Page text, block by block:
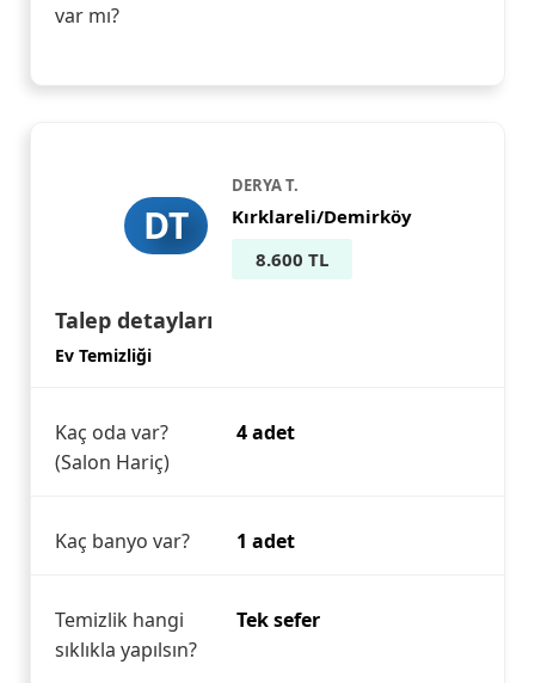
var mı?
DT
DERYA T.
Kırklareli/Demirköy
8.600 TL
Talep detayları
Ev Temizliği
Kaç oda var?
(Salon Hariç)
4 adet
Kaç banyo var? 1 adet
Temizlik hangi
sıklıkla yapılsın?
Tek sefer